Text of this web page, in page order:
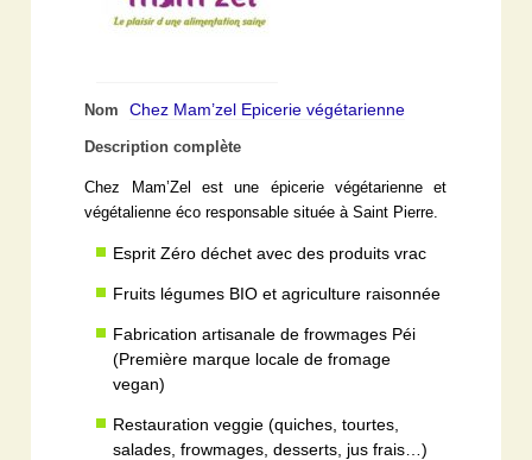
Nom Chez Mam’zel Epicerie végétarienne
Description complète
Chez Mam’Zel est une épicerie végétarienne et
végétalienne éco responsable située à Saint Pierre.
Esprit Zéro déchet avec des produits vrac
Fruits légumes BIO et agriculture raisonnée
Fabrication artisanale de frowmages Péi
(Première marque locale de fromage
vegan)
Restauration veggie (quiches, tourtes,
salades, frowmages, desserts, jus frais…)